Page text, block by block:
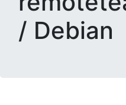
/ Debian